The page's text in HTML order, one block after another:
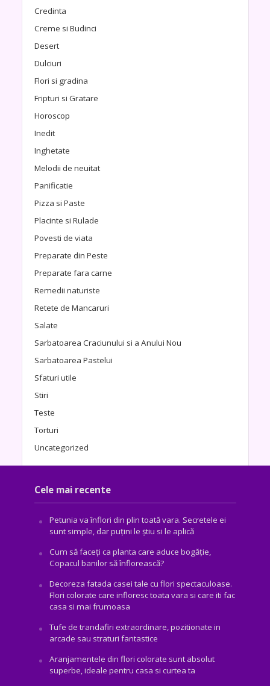
Credinta
Creme si Budinci
Desert
Dulciuri
Flori si gradina
Fripturi si Gratare
Horoscop
Inedit
Inghetate
Melodii de neuitat
Panificatie
Pizza si Paste
Placinte si Rulade
Povesti de viata
Preparate din Peste
Preparate fara carne
Remedii naturiste
Retete de Mancaruri
Salate
Sarbatoarea Craciunului si a Anului Nou
Sarbatoarea Pastelui
Sfaturi utile
Stiri
Teste
Torturi
Uncategorized
Cele mai recente
Petunia va înflori din plin toată vara. Secretele ei
sunt simple, dar puțini le știu si le aplică
Cum să faceți ca planta care aduce bogăţie,
Copacul banilor să înflorească?
Decoreza fatada casei tale cu flori spectaculoase.
Flori colorate care infloresc toata vara si care iti fac
casa si mai frumoasa
Tufe de trandafiri extraordinare, pozitionate in
arcade sau straturi fantastice
Aranjamentele din flori colorate sunt absolut
superbe, ideale pentru casa si curtea ta